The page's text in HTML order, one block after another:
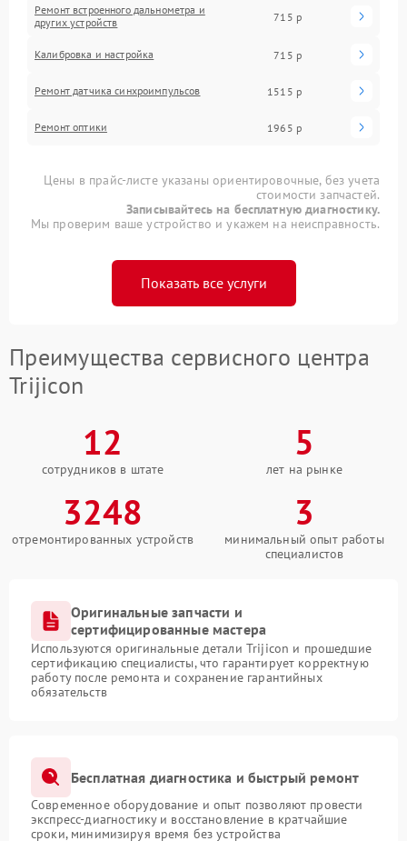
Ремонт встроенного дальнометра и
других устройств
715 р
Калибровка и настройка 715 р
Ремонт датчика синхроимпульсов 1515 р
Ремонт оптики 1965 р
Цены в прайс-листе указаны ориентировочные, без учета
стоимости запчастей.
Записывайтесь на бесплатную диагностику.
Мы проверим ваше устройство и укажем на неисправность.
Показать все услуги
Преимущества сервисного центра
Trijicon
12
сотрудников в штате
5
лет на рынке
3248
отремонтированных устройств
3
минимальный опыт работы
специалистов
Оригинальные запчасти и
сертифицированные мастера
Используются оригинальные детали Trijicon и прошедшие
сертификацию специалисты, что гарантирует корректную
работу после ремонта и сохранение гарантийных
обязательств
Бесплатная диагностика и быстрый ремонт
Современное оборудование и опыт позволяют провести
экспресс-диагностику и восстановление в кратчайшие
сроки, минимизируя время без устройства